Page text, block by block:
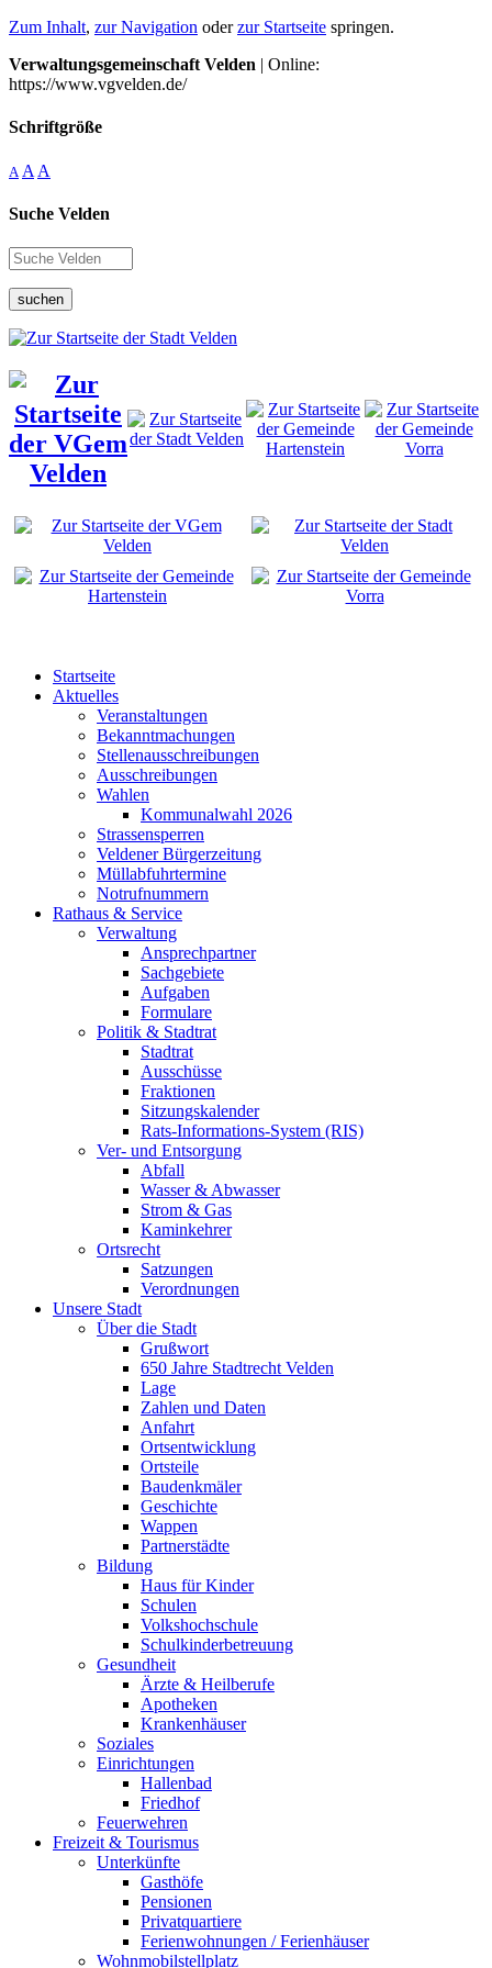
Zum Inhalt, zur Navigation oderzur Startseite springen.
Verwaltungsgemeinschaft Velden | Online:
https://www.vgvelden.de/
Schriftgröße
A A A
Suche Velden
suchen
Startseite
Aktuelles
Veranstaltungen
Bekanntmachungen
Stellenausschreibungen
Ausschreibungen
Wahlen
Kommunalwahl 2026
Strassensperren
Veldener Bürgerzeitung
Müllabfuhrtermine
Notrufnummern
Rathaus & Service
Verwaltung
Ansprechpartner
Sachgebiete
Aufgaben
Formulare
Politik & Stadtrat
Stadtrat
Ausschüsse
Fraktionen
Sitzungskalender
Rats-Informations-System (RIS)
Ver- und Entsorgung
Abfall
Wasser & Abwasser
Strom & Gas
Kaminkehrer
Ortsrecht
Satzungen
Verordnungen
Unsere Stadt
Über die Stadt
Grußwort
650 Jahre Stadtrecht Velden
Lage
Zahlen und Daten
Anfahrt
Ortsentwicklung
Ortsteile
Baudenkmäler
Geschichte
Wappen
Partnerstädte
Bildung
Haus für Kinder
Schulen
Volkshochschule
Schulkinderbetreuung
Gesundheit
Ärzte & Heilberufe
Apotheken
Krankenhäuser
Soziales
Einrichtungen
Hallenbad
Friedhof
Feuerwehren
Freizeit & Tourismus
Unterkünfte
Gasthöfe
Pensionen
Privatquartiere
Ferienwohnungen / Ferienhäuser
Wohnmobilstellplatz